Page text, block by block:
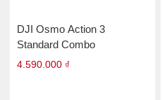
DJI Osmo Action 3
Standard Combo
4.590.000 ₫